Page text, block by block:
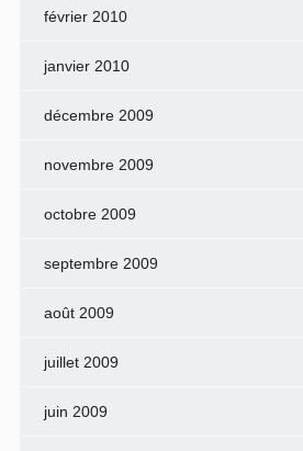
février 2010
janvier 2010
décembre 2009
novembre 2009
octobre 2009
septembre 2009
août 2009
juillet 2009
juin 2009